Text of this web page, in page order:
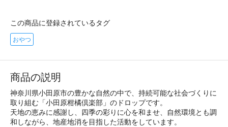
この商品に登録されているタグ
おやつ
商品の説明
神奈川県小田原市の豊かな自然の中で、持続可能な社会づくりに
取り組む「小田原柑橘倶楽部」のドロップです。
天地の恵みに感謝し、四季の彩りに心を和ませ、自然環境とも調
和しながら、地産地消を目指した活動をしています。